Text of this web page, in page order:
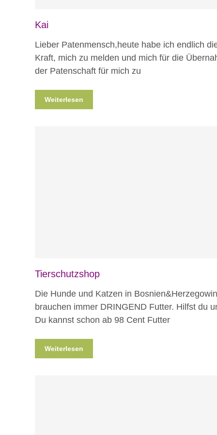
Kai
Lieber Patenmensch,heute habe ich endlich
Kraft, mich zu melden und mich für die
der Patenschaft für mich zu
Weiterlesen
Tierschutzshop
Die Hunde und Katzen in
brauchen immer DRINGEND Futter. Hilfst du
Du kannst schon ab 98 Cent Futter
Weiterlesen